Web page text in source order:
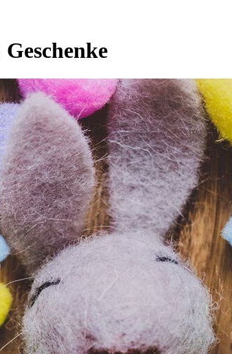
Geschenke